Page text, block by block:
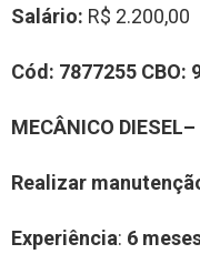
Salário: R$ 2.200,00
Cód: 7877255 CBO:
MECÂNICO
Realizar
Experiência: 6